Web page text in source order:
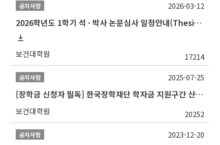
공지사항
2026학년도 1학기 석 · 박사 논문심사 일정안내(Thesis Defense Schedules)
보건대학원 17214
2026-03-12
공지사항
[장학금 신청자 필독] 한국장학재단 학자금 지원구간 산정 권고
보건대학원 20252
2025-07-25
공지사항 2023-12-20